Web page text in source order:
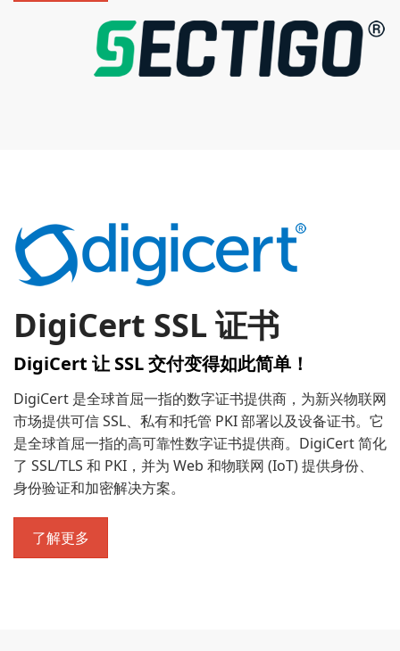
DigiCert SSL 证书
DigiCert 让 SSL 交付变得如此简单！
DigiCert 是全球首屈一指的数字证书提供商，为新兴物联网
市场提供可信 SSL、私有和托管 PKI 部署以及设备证书。它
是全球首屈一指的高可靠性数字证书提供商。DigiCert 简化
了 SSL/TLS 和 PKI，并为 Web 和物联网 (IoT) 提供身份、
身份验证和加密解决方案。
了解更多